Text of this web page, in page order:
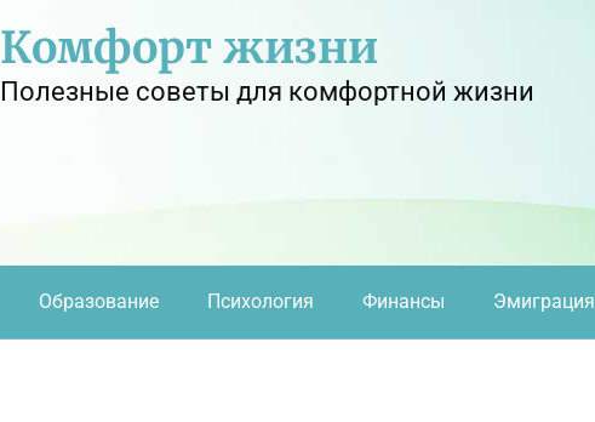
Комфорт жизни
Полезные советы для комфортной жизни
Образование Психология Финансы Эмиграция